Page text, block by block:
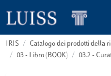
IRIS
Catalogo dei prodotti della
03 - Libro (BOOK)
03.2 -